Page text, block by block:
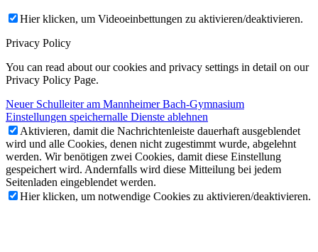
Hier klicken, um Videoeinbettungen zu aktivieren/deaktivieren.
Privacy Policy
You can read about our cookies and privacy settings in detail on our
Privacy Policy Page.
Neuer Schulleiter am Mannheimer Bach-Gymnasium
Einstellungen speichernalle Dienste ablehnen
Aktivieren, damit die Nachrichtenleiste dauerhaft ausgeblendet
wird und alle Cookies, denen nicht zugestimmt wurde, abgelehnt
werden. Wir benötigen zwei Cookies, damit diese Einstellung
gespeichert wird. Andernfalls wird diese Mitteilung bei jedem
Seitenladen eingeblendet werden.
Hier klicken, um notwendige Cookies zu aktivieren/deaktivieren.